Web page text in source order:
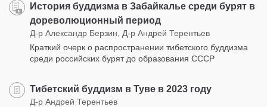
История буддизма в Забайкалье среди бурят в
дореволюционный период
Д-р Александр Берзин, Д-р Андрей Терентьев
Краткий очерк о распространении тибетского буддизма
среди российских бурят до образования СССР
Тибетский буддизм в Туве в 2023 году
Д-р Андрей Терентьев